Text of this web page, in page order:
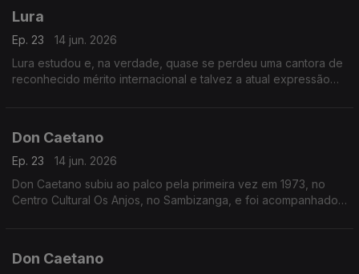
Lura
Ep. 23
14 jun. 2026
Lura estudou e, na verdade, quase se perdeu uma cantora de
reconhecido mérito internacional e talvez a atual expressão
Don Caetano
Ep. 23
14 jun. 2026
Don Caetano subiu ao palco pela primeira vez em 1973, no
Centro Cultural Os Anjos, no Sambizanga, e foi acompanhado
Don Caetano